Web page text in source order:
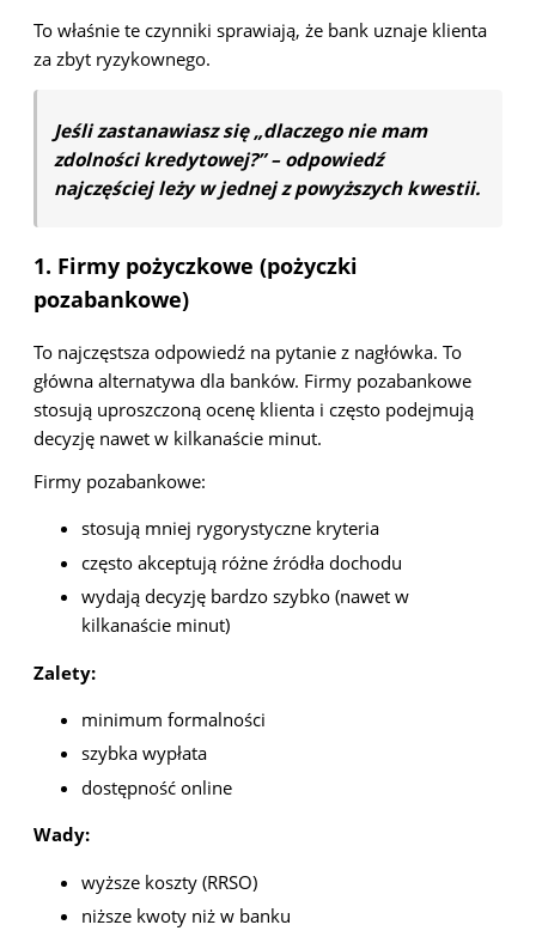
To właśnie te czynniki sprawiają, że bank uznaje klienta
za zbyt ryzykownego.
Jeśli zastanawiasz się „dlaczego nie mam
zdolności kredytowej?” – odpowiedź
najczęściej leży w jednej z powyższych kwestii.
1. Firmy pożyczkowe (pożyczki
pozabankowe)
To najczęstsza odpowiedź na pytanie z nagłówka. To
główna alternatywa dla banków. Firmy pozabankowe
stosują uproszczoną ocenę klienta i często podejmują
decyzję nawet w kilkanaście minut.
Firmy pozabankowe:
stosują mniej rygorystyczne kryteria
często akceptują różne źródła dochodu
wydają decyzję bardzo szybko (nawet w
kilkanaście minut)
Zalety:
minimum formalności
szybka wypłata
dostępność online
Wady:
wyższe koszty (RRSO)
niższe kwoty niż w banku